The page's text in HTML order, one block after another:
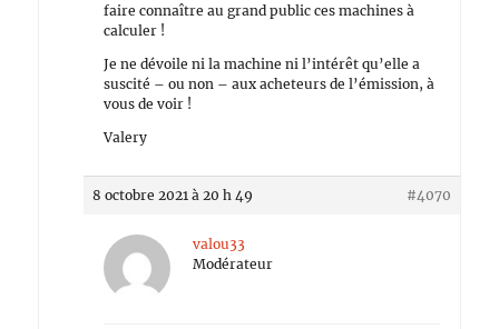
faire connaître au grand public ces machines à
calculer !
Je ne dévoile ni la machine ni l’intérêt qu’elle a
suscité – ou non – aux acheteurs de l’émission, à
vous de voir !
Valery
8 octobre 2021 à 20 h 49 #4070
valou33
Modérateur